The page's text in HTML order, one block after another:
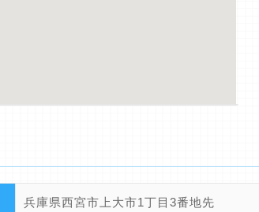
兵庫県西宮市上大市1丁目3番地先